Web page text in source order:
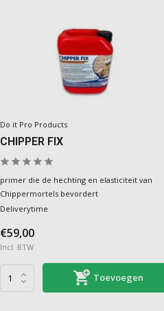
Do it Pro Products
CHIPPER FIX
primer die de hechting en elasticiteit van
Chippermortels bevordert
Deliverytime
€59,00
Incl. BTW
Toevoegen